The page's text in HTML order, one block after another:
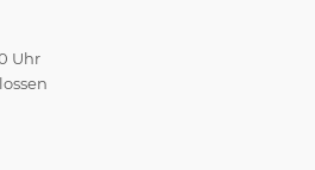
Uhr